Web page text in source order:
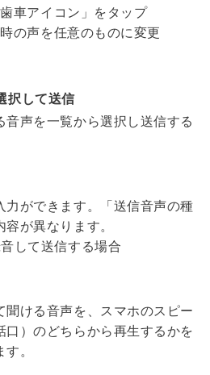
車アイコン」をタップ
の声を任意のものに変更
択して送信
声を一覧から選択し送信する
力ができます。「送信音声の種
が異なります。
して送信する場合
ける音声を、スマホのスピー
口）のどちらから再生するかを
。